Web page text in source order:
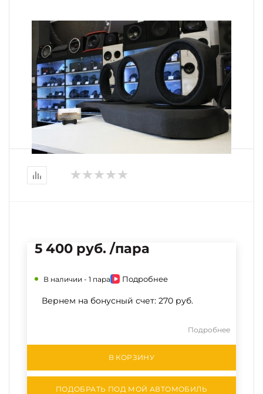
5 400 руб. /пара
В наличии - 1 пара Подробнее
Вернем на бонусный счет: 270 руб.
Подробнее
В КОРЗИНУ
ПОДОБРАТЬ ПОД МОЙ АВТОМОБИЛЬ